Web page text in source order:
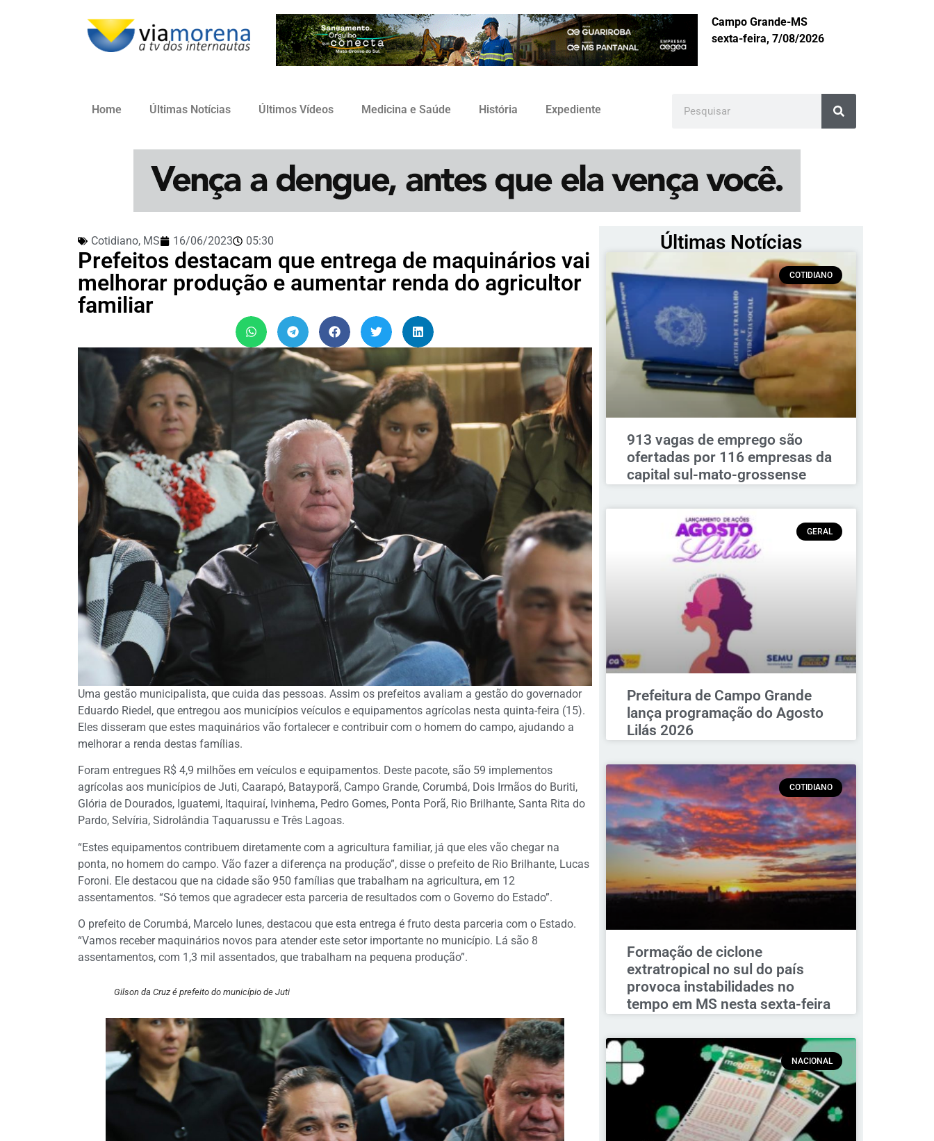
Campo Grande-MS
sexta-feira, 7/08/2026
Home Últimas Notícias Últimos Vídeos Medicina e Saúde História Expediente
Cotidiano, MS 16/06/2023 05:30
Prefeitos destacam que entrega de maquinários vai
melhorar produção e aumentar renda do agricultor
familiar
Uma gestão municipalista, que cuida das pessoas. Assim os prefeitos avaliam a gestão do governador
Eduardo Riedel, que entregou aos municípios veículos e equipamentos agrícolas nesta quinta-feira (15).
Eles disseram que estes maquinários vão fortalecer e contribuir com o homem do campo, ajudando a
melhorar a renda destas famílias.
Foram entregues R$ 4,9 milhões em veículos e equipamentos. Deste pacote, são 59 implementos
agrícolas aos municípios de Juti, Caarapó, Batayporã, Campo Grande, Corumbá, Dois Irmãos do Buriti,
Glória de Dourados, Iguatemi, Itaquiraí, Ivinhema, Pedro Gomes, Ponta Porã, Rio Brilhante, Santa Rita do
Pardo, Selvíria, Sidrolândia Taquarussu e Três Lagoas.
“Estes equipamentos contribuem diretamente com a agricultura familiar, já que eles vão chegar na
ponta, no homem do campo. Vão fazer a diferença na produção”, disse o prefeito de Rio Brilhante, Lucas
Foroni. Ele destacou que na cidade são 950 famílias que trabalham na agricultura, em 12
assentamentos. “Só temos que agradecer esta parceria de resultados com o Governo do Estado”.
O prefeito de Corumbá, Marcelo Iunes, destacou que esta entrega é fruto desta parceria com o Estado.
“Vamos receber maquinários novos para atender este setor importante no município. Lá são 8
assentamentos, com 1,3 mil assentados, que trabalham na pequena produção”.
Gilson da Cruz é prefeito do município de Juti
Últimas Notícias
COTIDIANO
913 vagas de emprego são
ofertadas por 116 empresas da
capital sul-mato-grossense
GERAL
Prefeitura de Campo Grande
lança programação do Agosto
Lilás 2026
COTIDIANO
Formação de ciclone
extratropical no sul do país
provoca instabilidades no
tempo em MS nesta sexta-feira
NACIONAL